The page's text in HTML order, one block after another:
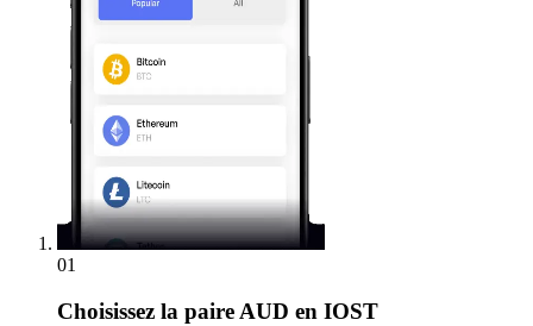
01
Choisissez la paire AUD en IOST